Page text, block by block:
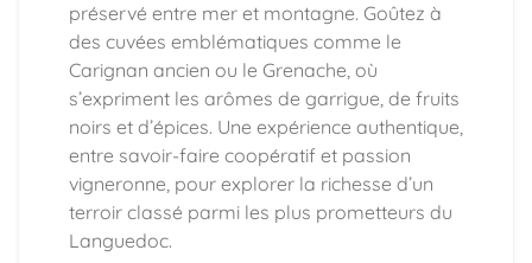
préservé entre mer et montagne. Goûtez à
des cuvées emblématiques comme le
Carignan ancien ou le Grenache, où
s’expriment les arômes de garrigue, de fruits
noirs et d’épices. Une expérience authentique,
entre savoir-faire coopératif et passion
vigneronne, pour explorer la richesse d’un
terroir classé parmi les plus prometteurs du
Languedoc.